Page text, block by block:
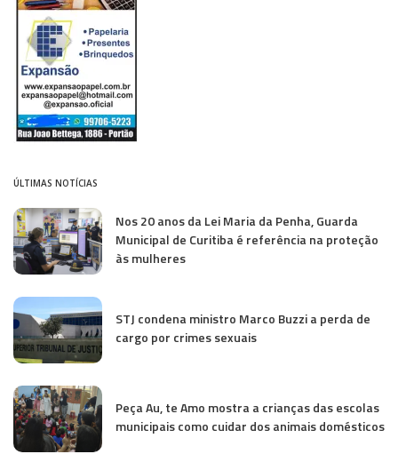
ÚLTIMAS NOTÍCIAS
Nos 20 anos da Lei Maria da Penha, Guarda
Municipal de Curitiba é referência na proteção
às mulheres
STJ condena ministro Marco Buzzi a perda de
cargo por crimes sexuais
Peça Au, te Amo mostra a crianças das escolas
municipais como cuidar dos animais domésticos